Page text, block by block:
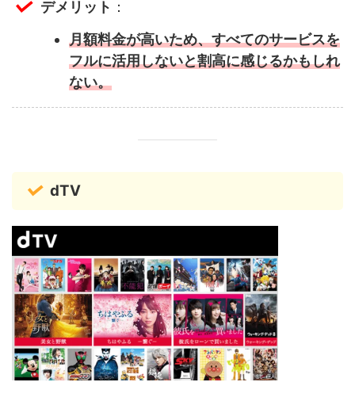
デメリット ：
月額料金が高いため、すべてのサービスを
フルに活用しないと割高に感じるかもしれ
ない。
dTV